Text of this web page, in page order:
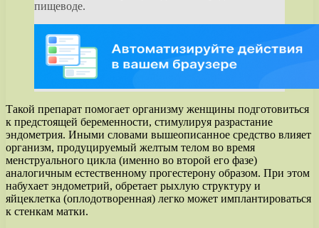
пищеводе.
Такой препарат помогает организму женщины подготовиться
к предстоящей беременности, стимулируя разрастание
эндометрия. Иными словами вышеописанное средство влияет
организм, продуцируемый желтым телом во время
менструального цикла (именно во второй его фазе)
аналогичным естественному прогестерону образом. При этом
набухает эндометрий, обретает рыхлую структуру и
яйцеклетка (оплодотворенная) легко может имплантироваться
к стенкам матки.